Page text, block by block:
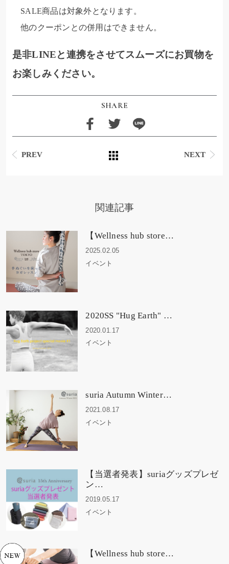
SALE商品は対象外となります。
他のクーポンとの併用はできません。
是非LINEと連携をさせてスムーズにお買物を
お楽しみください。
SHARE
PREV NEXT
関連記事
【Wellness hub store…
2025.02.05
イベント
2020SS "Hug Earth" …
2020.01.17
イベント
suria Autumn Winter…
2021.08.17
イベント
【当選者発表】suriaグッズプレゼ
ン…
2019.05.17
イベント
【Wellness hub store…